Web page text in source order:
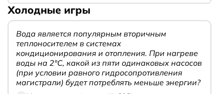
Холодные игры
Вода является популярным вторичным
теплоносителем в системах
кондиционирования и отопления. При нагреве
воды на 2°С, какой из пяти одинаковых насосов
(при условии равного гидросопротивления
магистрали) будет потреблять меньше энергии?